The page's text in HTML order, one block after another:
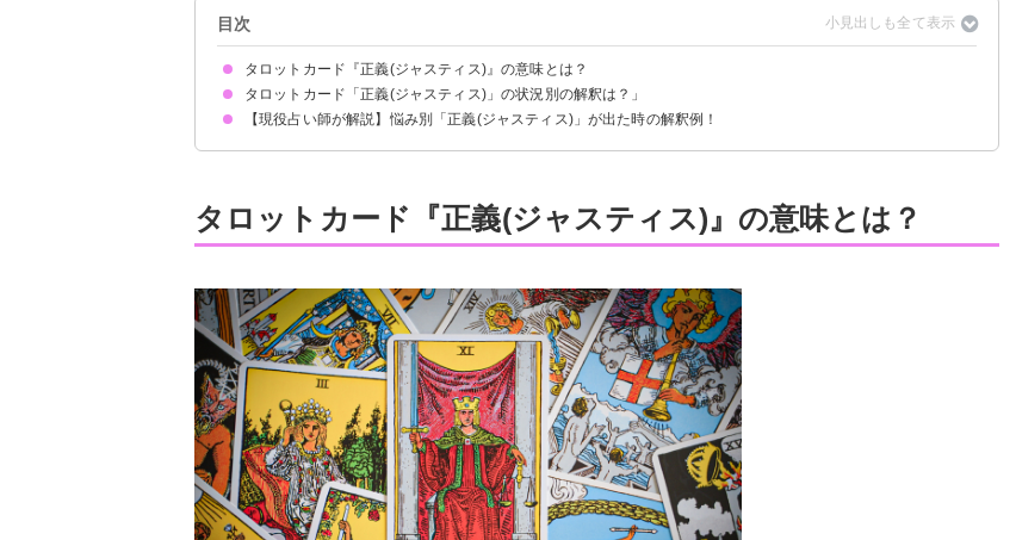
目次
タロットカード『正義(ジャスティス)』の意味とは？
絵柄の示す意味
正位置が出た時の基本的な意味・解釈
逆位置が出た時の基本的な意味・解釈
タロットカード「正義(ジャスティス)」の状況別の解釈は？」
恋愛｜正位置が出た時
恋愛｜逆位置が出た時
相手の気持ち｜正位置が出た時
相手の気持ち｜逆位置が出た時
復縁｜正位置が出た時
復縁｜逆位置が出た時
片思いの未来｜正位置が出た時
片思いの未来｜逆位置が出た時
仕事｜正位置が出た時
仕事｜逆位置が出た時
人間関係｜正位置が出た時
人間関係｜逆位置が出た時
金運｜正位置が出た時
金運｜逆位置が出た時
【現役占い師が解説】悩み別「正義(ジャスティス)」が出た時の解釈例！
タロットカード『正義(ジャスティス)』の意味とは？